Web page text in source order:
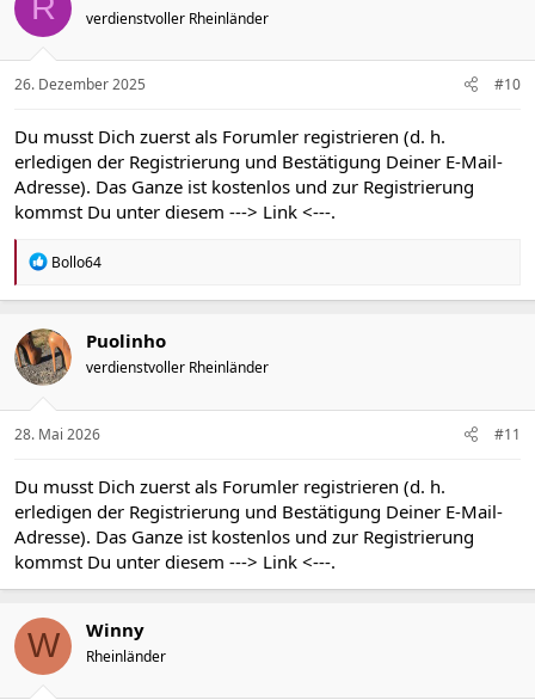
i
o
e
n
verdienstvoller Rheinländer
26. Dezember 2025 #10
Du musst Dich zuerst als Forumler registrieren (d. h.
erledigen der Registrierung und Bestätigung Deiner E-Mail-
Adresse). Das Ganze ist kostenlos und zur Registrierung
kommst Du unter diesem ---> Link <---.
R
a
t
i
o
e
n
Bollo64
Puolinho
verdienstvoller Rheinländer
28. Mai 2026 #11
Du musst Dich zuerst als Forumler registrieren (d. h.
erledigen der Registrierung und Bestätigung Deiner E-Mail-
Adresse). Das Ganze ist kostenlos und zur Registrierung
kommst Du unter diesem ---> Link <---.
W Winny
Rheinländer